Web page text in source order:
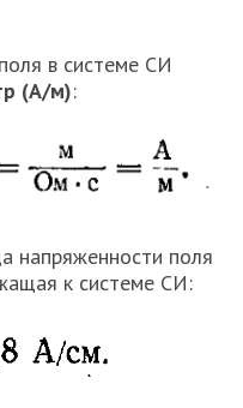
в системе СИ
(А/м):
напряженности поля
к системе СИ: